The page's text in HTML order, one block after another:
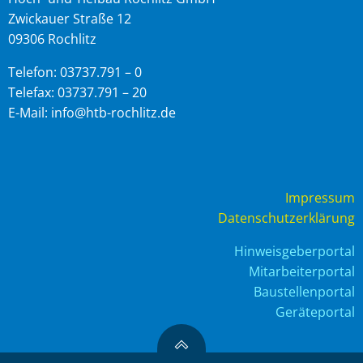
Zwickauer Straße 12
09306 Rochlitz
Telefon: 03737.791 – 0
Telefax: 03737.791 – 20
E-Mail: info@htb-rochlitz.de
Impressum
Datenschutzerklärung
Hinweisgeberportal
Mitarbeiterportal
Baustellenportal
Geräteportal